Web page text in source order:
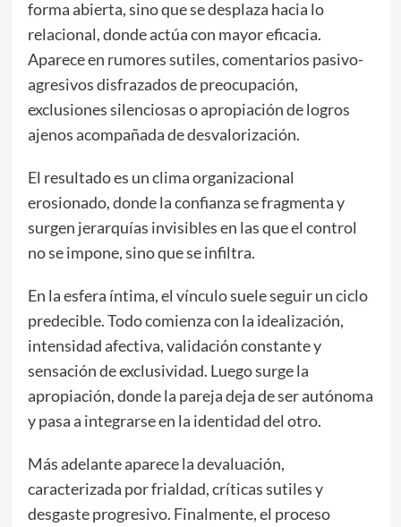
forma abierta, sino que se desplaza hacia lo
relacional, donde actúa con mayor eficacia.
Aparece en rumores sutiles, comentarios pasivo-
agresivos disfrazados de preocupación,
exclusiones silenciosas o apropiación de logros
ajenos acompañada de desvalorización.
El resultado es un clima organizacional
erosionado, donde la confianza se fragmenta y
surgen jerarquías invisibles en las que el control
no se impone, sino que se infiltra.
En la esfera íntima, el vínculo suele seguir un ciclo
predecible. Todo comienza con la idealización,
intensidad afectiva, validación constante y
sensación de exclusividad. Luego surge la
apropiación, donde la pareja deja de ser autónoma
y pasa a integrarse en la identidad del otro.
Más adelante aparece la devaluación,
caracterizada por frialdad, críticas sutiles y
desgaste progresivo. Finalmente, el proceso